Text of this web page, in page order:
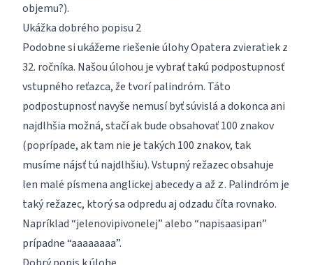
objemu?).
Ukážka dobrého popisu 2
Podobne si ukážeme riešenie úlohyOpatera zvieratiek z
32. ročníka. Našou úlohou je vybrať takú podpostupnosť
vstupného reťazca, že tvorí palindróm. Táto
podpostupnosť navyše nemusí byť súvislá a dokonca ani
najdlhšia možná, stačí ak bude obsahovať 100 znakov
(poprípade, ak tam nie je takých 100 znakov, tak
musíme nájsť tú najdlhšiu). Vstupný režazec obsahuje
len malé písmena anglickej abecedy a až z. Palindróm je
taký režazec, ktorý sa odpredu aj odzadu číta rovnako.
Napríklad “jelenovipivonelej” alebo “napisaasipan”
prípadne “aaaaaaaa”.